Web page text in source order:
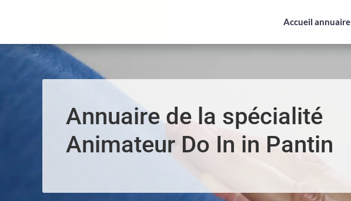
Accueil annuaire
Annuaire de la spécialité
Animateur Do In in Pantin